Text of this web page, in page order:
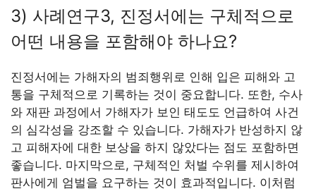
3) 사례연구3, 진정서에는 구체적으로
어떤 내용을 포함해야 하나요?
진정서에는 가해자의 범죄행위로 인해 입은 피해와 고
통을 구체적으로 기록하는 것이 중요합니다. 또한, 수사
와 재판 과정에서 가해자가 보인 태도도 언급하여 사건
의 심각성을 강조할 수 있습니다. 가해자가 반성하지 않
고 피해자에 대한 보상을 하지 않았다는 점도 포함하면
좋습니다. 마지막으로, 구체적인 처벌 수위를 제시하여
판사에게 엄벌을 요구하는 것이 효과적입니다. 이처럼